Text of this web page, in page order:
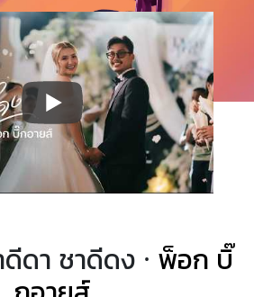
ดา ชาดีดง · พ็อก บิ๊